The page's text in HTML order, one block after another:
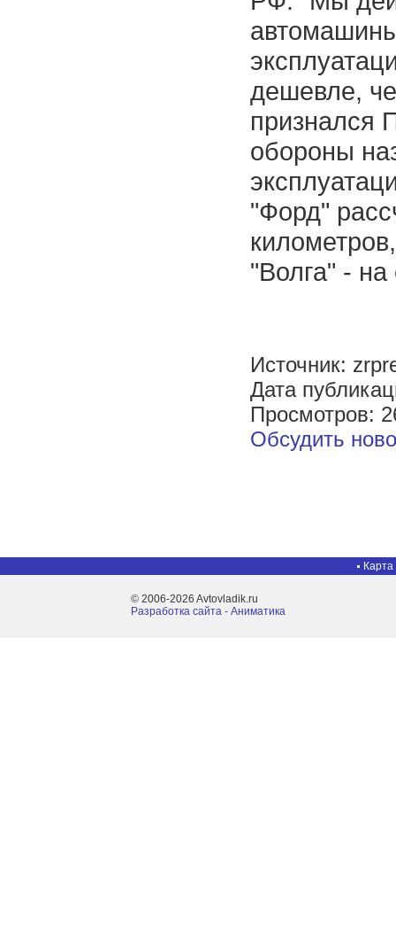
дешевле,
признался
обороны
"Форд"
"Волга" - на
Источник:
Дата
Просмотров:
Обсудить
Карта
© 2006-2026 Avtovladik.ru
Разработка сайта - Aниматика